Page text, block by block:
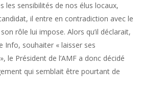
les sensibilités de nos élus locaux,
il entre en contradiction avec le
rôle lui impose. Alors qu’il déclarait,
Info, souhaiter « laisser ses
le Président de l’AMF a donc décidé
qui semblait être pourtant de